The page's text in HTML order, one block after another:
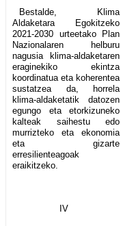
Bestalde, Klima
Aldaketara Egokitzeko
2021-2030 urteetako Plan
Nazionalaren helburu
nagusia klima-aldaketaren
eraginekiko ekintza
koordinatua eta koherentea
sustatzea da, horrela
klima-aldaketatik datozen
egungo eta etorkizuneko
kalteak saihestu edo
murrizteko eta ekonomia
eta gizarte
erresilienteagoak
eraikitzeko.
IV